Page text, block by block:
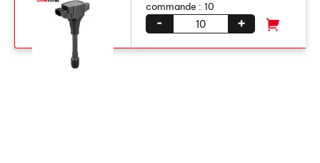
commande : 10
+
-